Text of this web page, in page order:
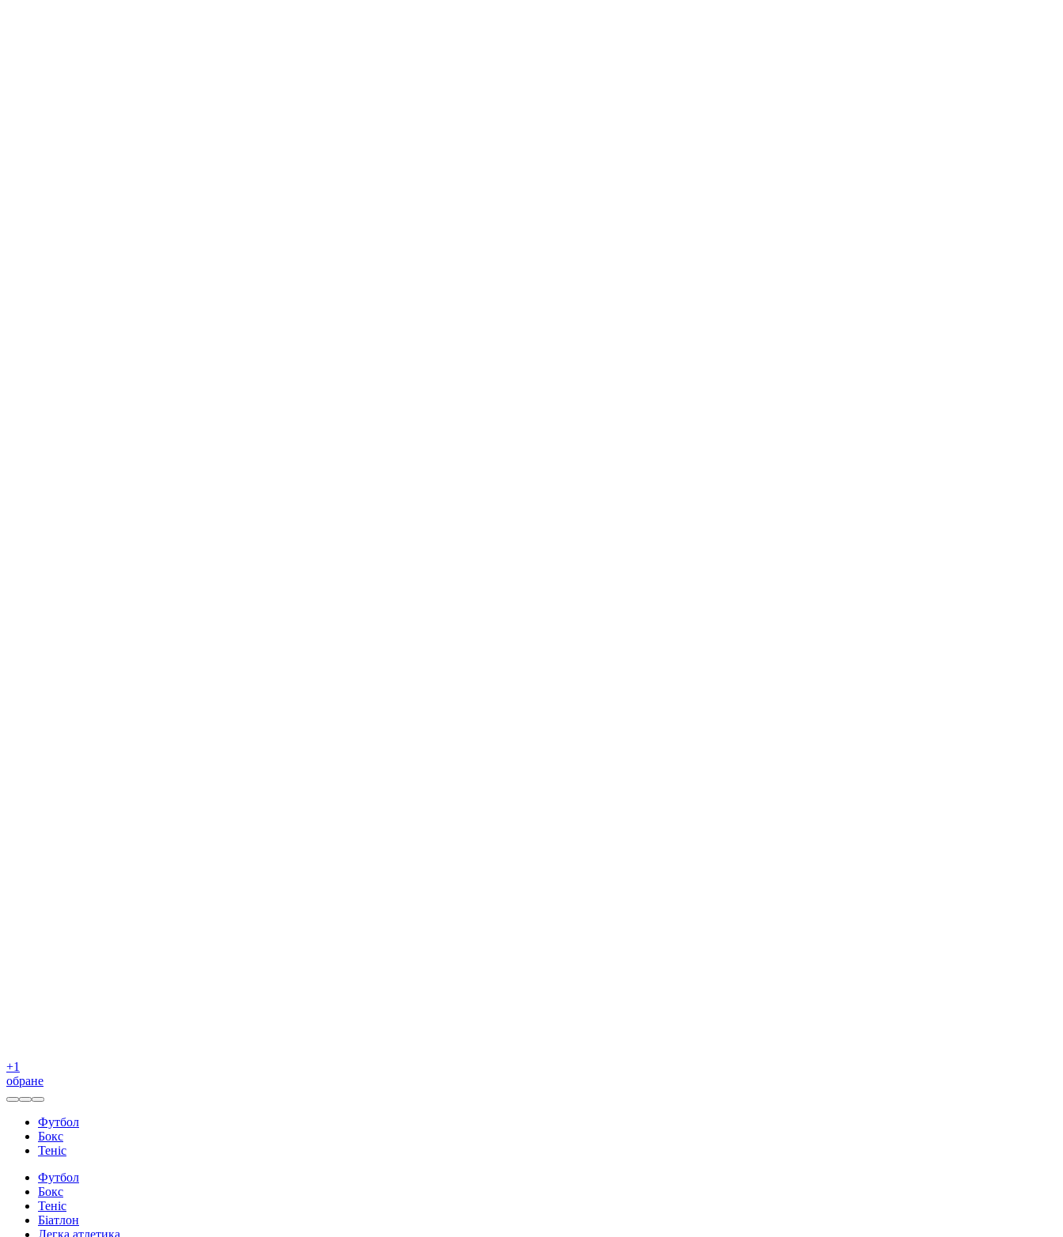
+1
обране
Футбол
Бокс
Теніс
Футбол
Бокс
Теніс
Біатлон
Легка атлетика